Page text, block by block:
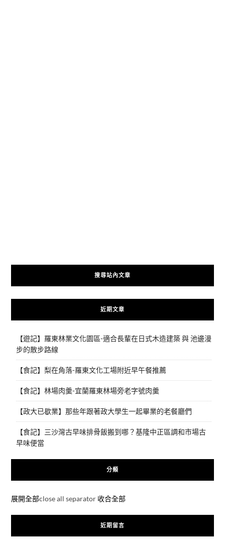
搜尋站內文章
近期文章
【遊記】羅東林業文化園區-適合長輩在日式木造建築 與 池邊漫
步的散步路線
【食記】梨在角落-羅東文化工場附近早午餐推薦
【食記】林場肉羹-宜蘭羅東林場旁老字號肉羹
【政大已歇業】那些年跟著政大學生一起畢業的老餐廳們
【食記】三沙灣古早味排骨飯搬到哪？基隆中正區調和市場古
早味便當
分類
展開全部close all separator 收合全部
近期留言